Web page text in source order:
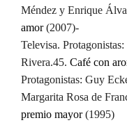
Méndez y Enrique
amor(2007)-
Televisa.
Rivera.45. Café con
Protagonistas: Guy
Margarita Rosa de
premio mayor(1995)